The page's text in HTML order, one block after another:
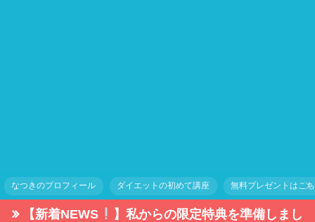
なつきのプロフィール ダイエットの初めて講座 無料プレゼントはこ
【新着NEWS
】私からの限定特典を準備しまし